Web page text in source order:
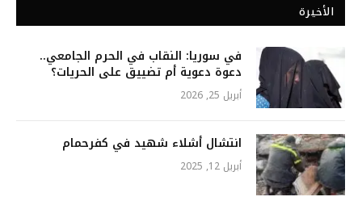
الأخيرة
في سوريا: النقاب في الحرم الجامعي..
دعوة دعوية أم تضييق على الحريات؟
أبريل 25, 2026
انتشال أشلاء شهيد في كفرحمام
أبريل 12, 2025